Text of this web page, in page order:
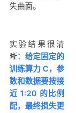
失曲面。
实验结果很清
晰： 给定固定的
训练算力 C，参
数和数据要按接
近 1:20 的比例
配，最终损失更